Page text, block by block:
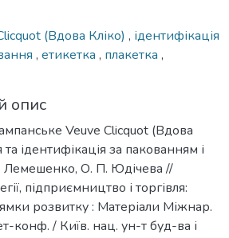
(Вдова Кліко) , ідентифікація
, етикетка , плакетка ,
опис
Veuve Clicquot (Вдова
та ідентифікація за пакованням і
О. П. Юдічева //
підприємництво і торгівля:
розвитку : Матеріали Міжнар.
конф. / Київ. нац. ун-т буд-ва і